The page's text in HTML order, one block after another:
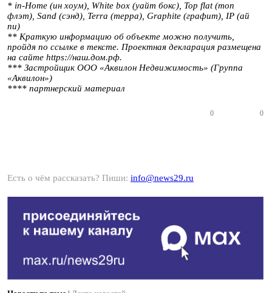
* in-Home (ин хоум), White box (уайт бокс), Top flat (топ
флэт), Sand (сэнд), Terra (терра), Graphite (графит), IР (ай
пи)
** Краткую информацию об объекте можно получить,
пройдя по ссылке в тексте. Проектная декларация размещена
на сайте https://наш.дом.рф.
*** Застройщик ООО «Аквилон Недвижимость» (Группа
«Аквилон»)
**** партнерский материал
0 0
Есть о чём рассказать? Пиши: info@news29.ru